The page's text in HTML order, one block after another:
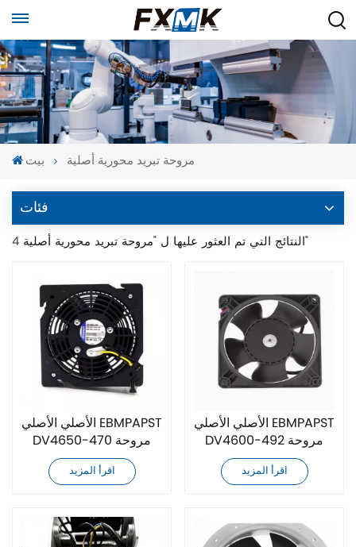
بيت مروحة تبريد محورية أصلية
فئات
4 النتائج التي تم العثور عليها ل "مروحة تبريد محورية أصلية"
الأصلي الأصلي EBMPAPST
DV4650-470 مروحة
التبريد
اقرأ المزيد
الأصلي الأصلي EBMPAPST
DV4600-492 مروحة
التبريد المحورية
اقرأ المزيد